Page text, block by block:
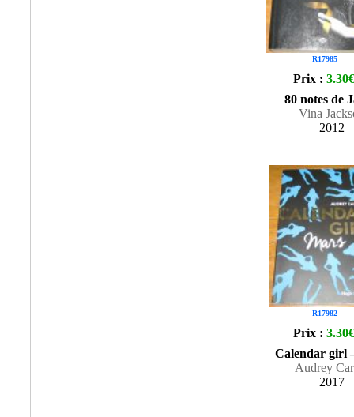
R17985
Prix : 3.30€
80 notes de
Vina
2012
R17982
Prix : 3.30€
Calendar girl
Audrey
2017